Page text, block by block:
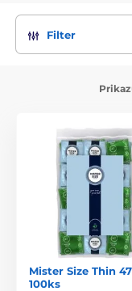
Filter
Mister Size Thin
100ks